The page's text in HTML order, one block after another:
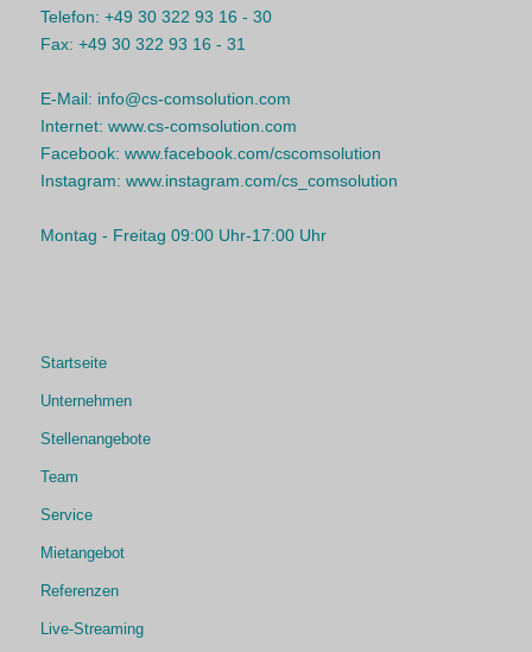
Telefon: +49 30 322 93 16 - 30
Fax: +49 30 322 93 16 - 31
E-Mail: info@cs-comsolution.com
Internet: www.cs-comsolution.com
Facebook: www.facebook.com/cscomsolution
Instagram: www.instagram.com/cs_comsolution
Montag - Freitag 09:00 Uhr-17:00 Uhr
Startseite
Unternehmen
Stellenangebote
Team
Service
Mietangebot
Referenzen
Live-Streaming